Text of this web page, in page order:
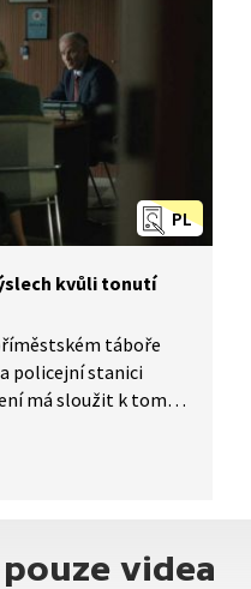
policista přestane
služby svými
např. během
šibenicemi, kdy
hrstce pokojně
PL
kvůli tonutí
táboře
policejní stanici
má sloužit k tomu,
aby obě učitelky
videa